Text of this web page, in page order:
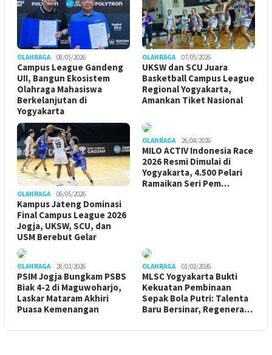
OLAHRAGA 08/05/2026
Campus League Gandeng
UII, Bangun Ekosistem
Olahraga Mahasiswa
Berkelanjutan di
Yogyakarta
OLAHRAGA 07/05/2026
UKSW dan SCU Juara
Basketball Campus League
Regional Yogyakarta,
Amankan Tiket Nasional
OLAHRAGA 06/05/2026
Kampus Jateng Dominasi
Final Campus League 2026
Jogja, UKSW, SCU, dan
USM Berebut Gelar
OLAHRAGA 26/04/2026
MILO ACTIV Indonesia Race
2026 Resmi Dimulai di
Yogyakarta, 4.500 Pelari
Ramaikan Seri Pem…
OLAHRAGA 28/02/2026
PSIM Jogja Bungkam PSBS
Biak 4-2 di Maguwoharjo,
Laskar Mataram Akhiri
Puasa Kemenangan
OLAHRAGA 01/02/2026
MLSC Yogyakarta Bukti
Kekuatan Pembinaan
Sepak Bola Putri: Talenta
Baru Bersinar, Regenera…